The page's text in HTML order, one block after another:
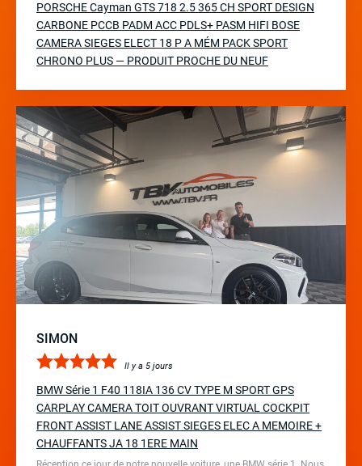
PORSCHE Cayman GTS 718 2.5 365 CH SPORT DESIGN
CARBONE PCCB PADM ACC PDLS+ PASM HIFI BOSE
CAMERA SIEGES ELECT 18 P A MÉM PACK SPORT
CHRONO PLUS — PRODUIT PROCHE DU NEUF
SIMON
Il y a 5 jours
BMW Série 1 F40 118IA 136 CV TYPE M SPORT GPS
CARPLAY CAMERA TOIT OUVRANT VIRTUAL COCKPIT
FRONT ASSIST LANE ASSIST SIEGES ELEC A MEMOIRE +
CHAUFFANTS JA 18 1ERE MAIN